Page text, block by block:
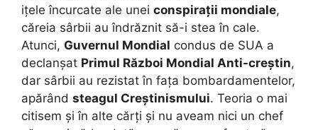
ițele încurcate ale unei conspirații mondiale,
căreia sârbii au îndrăznit să-i stea în cale.
Atunci, Guvernul Mondial condus de SUA a
declanșat Primul Război Mondial Anti-creștin,
dar sârbii au rezistat în fața bombardamentelor,
apărând steagul Creștinismului. Teoria o mai
citisem și în alte cărți și nu aveam nici un chef